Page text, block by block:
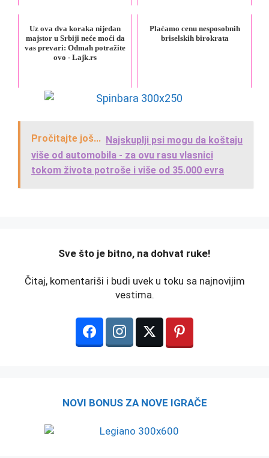
Uz ova dva koraka nijedan
majstor u Srbiji neće moći da
vas prevari: Odmah potražite
ovo - Lajk.rs
Plaćamo cenu nesposobnih
briselskih birokrata
Pročitajte još... Najskuplji psi mogu da koštaju
više od automobila - za ovu rasu vlasnici
tokom života potroše i više od 35.000 evra
️Sve što je bitno, na dohvat ruke!
Čitaj, komentariši i budi uvek u toku sa najnovijim
vestima.
NOVI BONUS ZA NOVE IGRAČE